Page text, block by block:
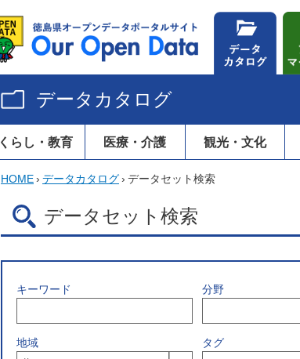
データカタログ
くらし・教育 医療・介護 観光・文化
HOME› データカタログ› データセット検索
データセット検索
キーワード 分野
地域 タグ